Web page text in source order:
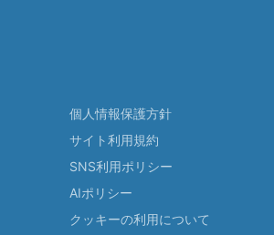
個人情報保護方針
サイト利用規約
SNS利用ポリシー
AIポリシー
クッキーの利用について